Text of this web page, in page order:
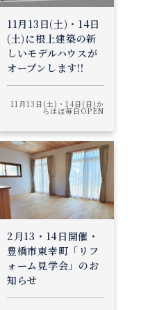
11月13日(土)・14日
(土)に根上建築の新
しいモデルハウスが
オープンします!!
11月13日(土)・14日(日)か
らほぼ毎日OPEN
2月13・14日開催・
豊橋市東幸町「リフ
ォーム見学会」のお
知らせ